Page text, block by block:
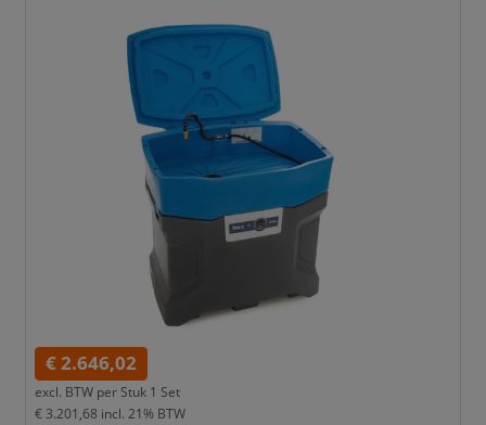
€ 2.646,02
excl. BTW per Stuk 1 Set
€ 3.201,68 incl. 21% BTW